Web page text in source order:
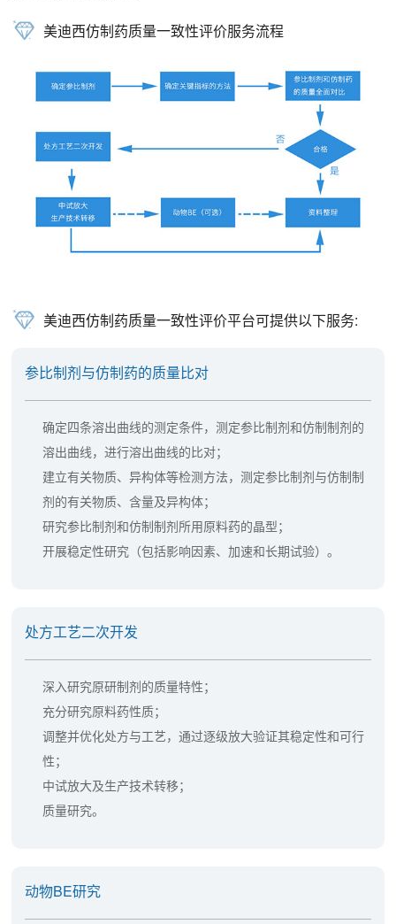
美迪西仿制药质量一致性评价服务流程
美迪西仿制药质量一致性评价平台可提供以下服务:
参比制剂与仿制药的质量比对
确定四条溶出曲线的测定条件，测定参比制剂和仿制制剂的
溶出曲线，进行溶出曲线的比对；
建立有关物质、异构体等检测方法，测定参比制剂与仿制制
剂的有关物质、含量及异构体；
研究参比制剂和仿制制剂所用原料药的晶型；
开展稳定性研究（包括影响因素、加速和长期试验）。
处方工艺二次开发
深入研究原研制剂的质量特性；
充分研究原料药性质；
调整并优化处方与工艺，通过逐级放大验证其稳定性和可行
性；
中试放大及生产技术转移；
质量研究。
动物BE研究